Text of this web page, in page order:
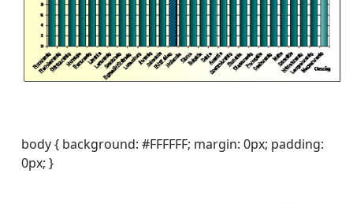
body { background: #FFFFFF; margin: 0px; padding:
0px; }